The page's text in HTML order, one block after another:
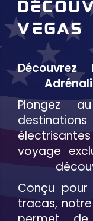
Vegas
Plongez
voyage
Conçu
tracas,